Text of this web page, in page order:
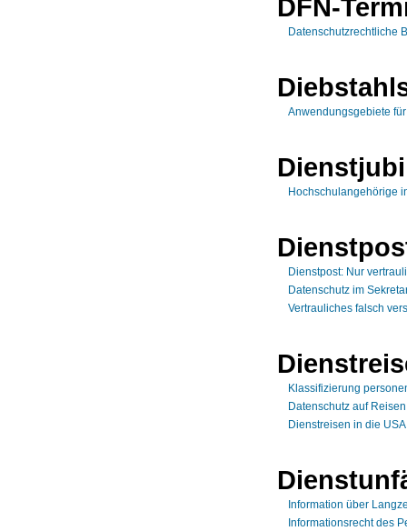
DFN-
Datenschutzrechtliche
Anwendungsgebiete
Hochschulangehörige
Dienstpost: Nur
Datenschutz im
Vertrauliches falsch
Klassifizierung
Datenschutz auf Reisen
Dienstreisen in die
Information über
Informationsrecht des